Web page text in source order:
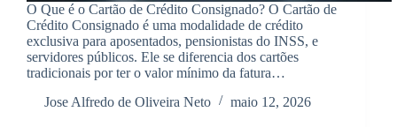
O Que é o Cartão de Crédito Consignado? O Cartão de
Crédito Consignado é uma modalidade de crédito
exclusiva para aposentados, pensionistas do INSS, e
servidores públicos. Ele se diferencia dos cartões
tradicionais por ter o valor mínimo da fatura…
Jose Alfredo de Oliveira Neto
maio 12, 2026